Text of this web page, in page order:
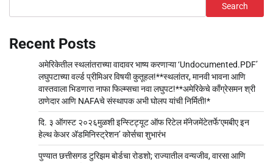
Search
Recent Posts
अमेरिकेतील स्थलांतराच्या वादावर भाष्य करणाऱ्या ‘Undocumented.PDF’
लघुपटाच्या वर्ल्ड प्रीमिअर विषयी कुतूहल!**स्थलांतर, मानवी भावना आणि
वास्तवाला भिडणारा नाफा फिल्म्सचा नवा लघुपट!**अमेरिकेचे काँग्रेसमन श्री
ठाणेदार आणि NAFAचे संस्थापक अभी घोलप यांची निर्मिती!*
दि. ३ ऑगस्ट २०२६मुळशी इन्स्टिट्यूट ऑफ रिटेल मॅनेजमेंटेतर्फे‘एमबीए इन
हेल्थ केअर अ‍ॅडमिनिस्ट्रेशन’ कोर्सचा शुभारंभ
पुण्यात छत्तीसगड टुरिझम बोर्डचा रोडशो; राज्यातील वन्यजीव, वारसा आणि